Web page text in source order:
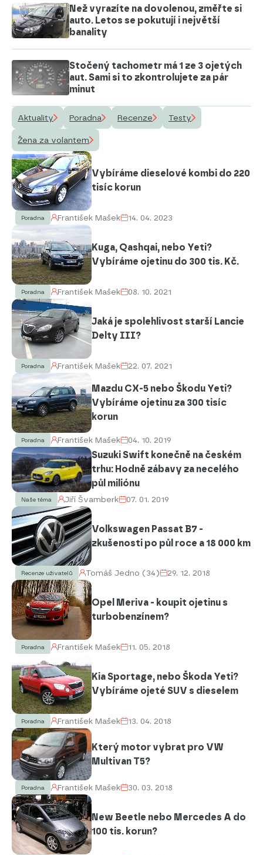
Než vyrazíte na dovolenou, změřte si
auto. Letos se pokutují i největší
banality
Stočený tachometr má 1 ze 3 ojetých
aut. Sami si to zkontrolujete za pár
minut
Aktuality Poradna Recenze Testy
Žena za volantem
Vybíráme dieselové kombi do 220
tisíc korun
Poradna František Mašek 14. 04. 2023
Kuga, Qashqai, nebo Yeti?
Vybíráme ojetinu do 300 tis. Kč.
Poradna František Mašek 08. 10. 2021
Jaká je spolehlivost starší Lancie
Delty III?
Poradna František Mašek 22. 07. 2021
Mazdu CX-5 nebo Škodu Yeti?
Vybíráme ojetinu za 300 tisíc
korun
Poradna František Mašek 04. 10. 2019
Suzuki Swift konečně na českém
trhu: Hodně zábavy za necelého
půl miliónu
Naše téma Jiří Švamberk 07. 01. 2019
Volkswagen Passat B7 -
zkušenosti po půl roce a 18 000 km
Recenze uživatelů Tomáš Jedno (34) 29. 12. 2018
Opel Meriva - koupit ojetinu s
turbobenzínem?
Poradna František Mašek 11. 05. 2018
Kia Sportage, nebo Škoda Yeti?
Vybíráme ojeté SUV s dieselem
Poradna František Mašek 13. 04. 2018
Který motor vybrat pro VW
Multivan T5?
Poradna František Mašek 30. 03. 2018
New Beetle nebo Mercedes A do
100 tis. korun?